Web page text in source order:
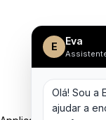
E Eva
Olá! Sou a
ajudar a